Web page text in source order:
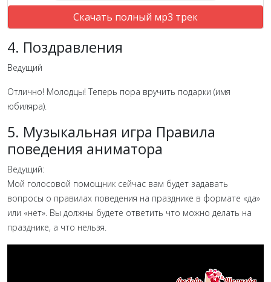
Скачать полный мр3 трек
4. Поздравления
Ведущий
Отлично! Молодцы! Теперь пора вручить подарки (имя
юбиляра).
5. Музыкальная игра Правила
поведения аниматора
Ведущий:
Мой голосовой помощник сейчас вам будет задавать
вопросы о правилах поведения на празднике в формате «да»
или «нет». Вы должны будете ответить что можно делать на
празднике, а что нельзя.